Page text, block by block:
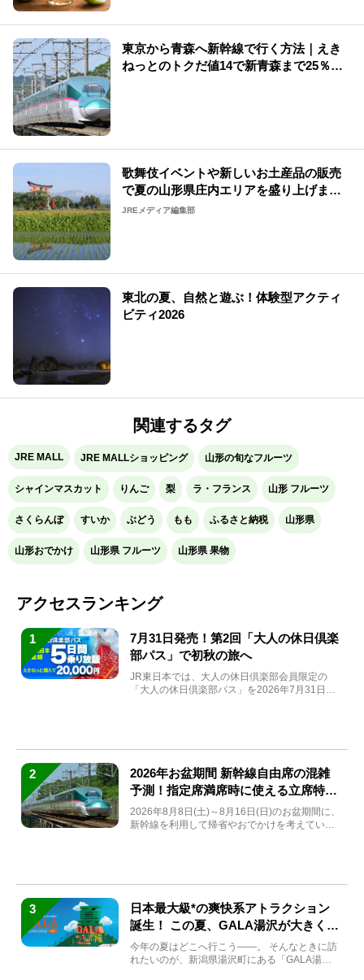
東京から青森へ新幹線で行く方法｜えき
ねっとのトクだ値14で新青森まで25％割
歌舞伎イベントや新しいお土産品の販売
で夏の山形県庄内エリアを盛り上げま
す！
JREメディア編集部
東北の夏、自然と遊ぶ！体験型アクティ
ビティ2026
関連するタグ
JRE MALL JRE MALLショッピング 山形の旬なフルーツ
シャインマスカット りんご 梨 ラ・フランス 山形 フルーツ
さくらんぼ すいか ぶどう もも ふるさと納税 山形県
山形おでかけ 山形県 フルーツ 山形県 果物
アクセスランキング
1
7月31日発売！第2回「大人の休日倶楽
部パス」で初秋の旅へ
JR東日本では、大人の休日倶楽部会員限定の
「大人の休日倶楽部パス」を2026年7月31日
2
2026年お盆期間 新幹線自由席の混雑
予測！指定席満席時に使える立席特急
券も解説
2026年8月8日(土)～8月16日(日)のお盆期間に、
新幹線を利用して帰省やおでかけを考えている
3
日本最大級*の爽快系アトラクション
誕生！ この夏、GALA湯沢が大きく生
まれ変わる
今年の夏はどこへ行こう――。 そんなときに訪
れたいのが、新潟県湯沢町にある「GALA湯